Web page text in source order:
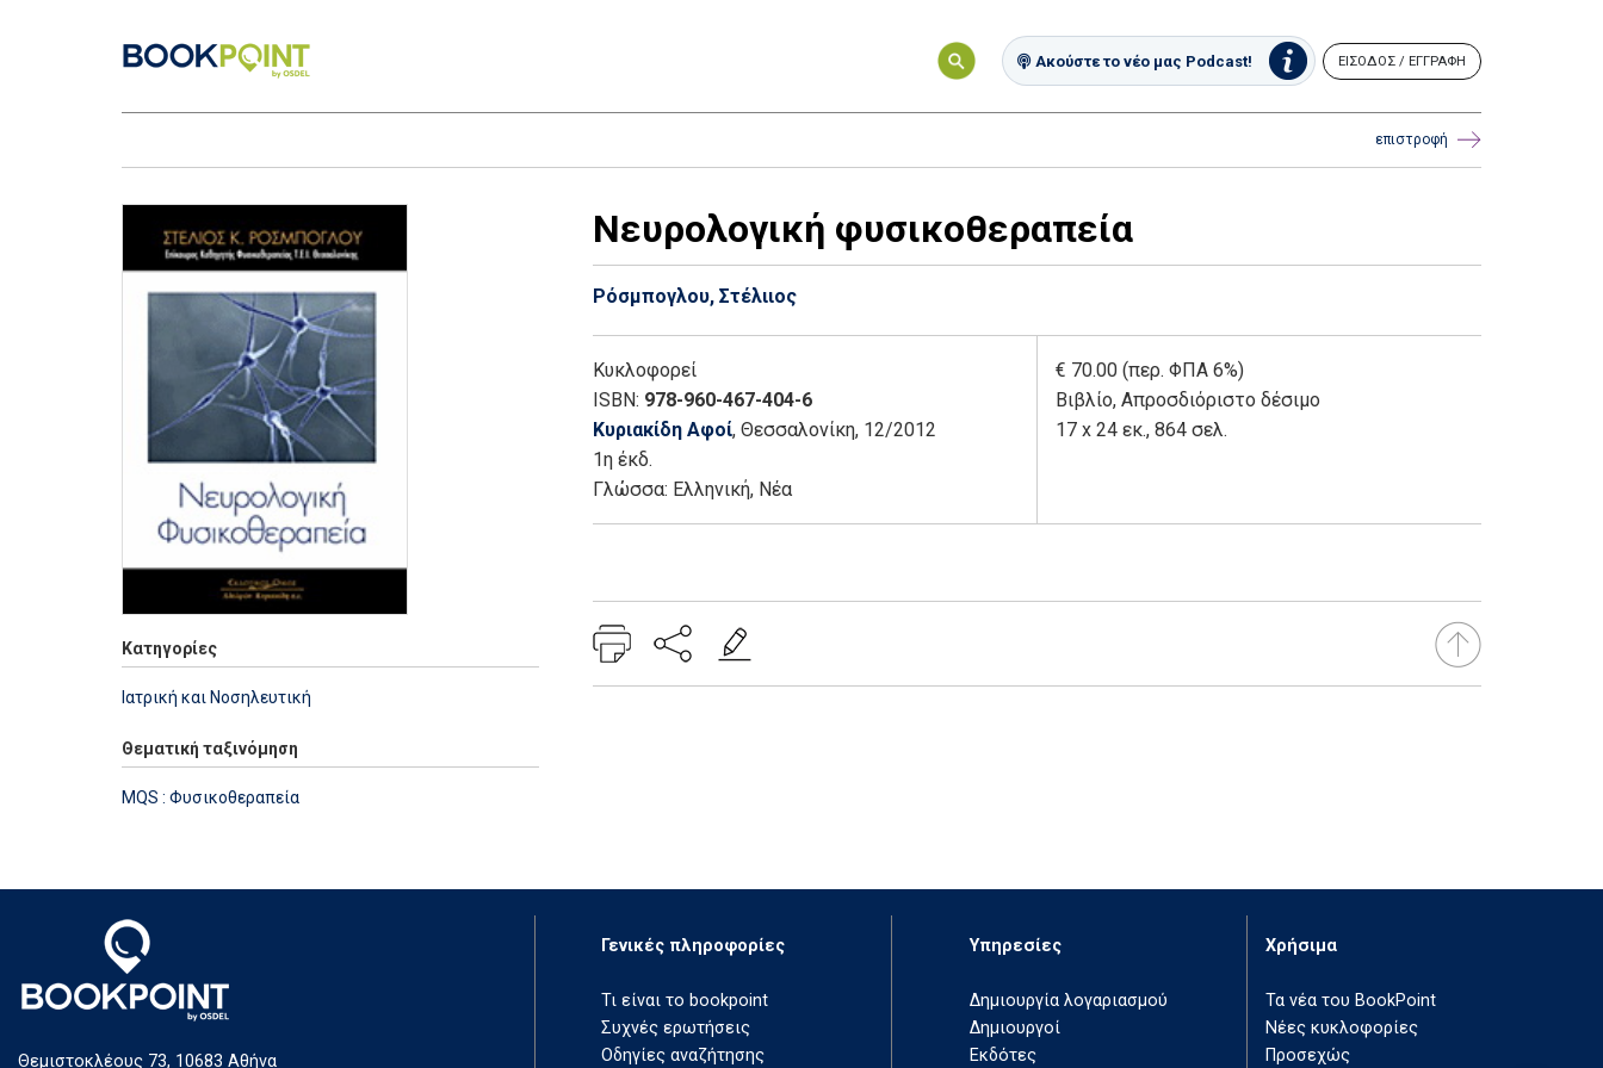
Ακούστε το νέο μας Podcast! ΕΙΣΟΔΟΣ / ΕΓΓΡΑΦΗ
επιστροφή
Κατηγορίες
Ιατρική και Νοσηλευτική
Θεματική ταξινόμηση
MQS : Φυσικοθεραπεία
Νευρολογική φυσικοθεραπεία
Ρόσμπογλου, Στέλιιος
Κυκλοφορεί
ISBN: 978-960-467-404-6
Κυριακίδη Αφοί, Θεσσαλονίκη, 12/2012
1η έκδ.
Γλώσσα: Ελληνική, Νέα
€ 70.00 (περ. ΦΠΑ 6%)
Βιβλίο, Απροσδιόριστο δέσιμο
17 x 24 εκ., 864 σελ.
Θεμιστοκλέους 73, 10683 Αθήνα
Γενικές πληροφορίες
Τι είναι το bookpoint
Συχνές ερωτήσεις
Οδηγίες αναζήτησης
Υπηρεσίες
Δημιουργία λογαριασμού
Δημιουργοί
Εκδότες
Χρήσιμα
Τα νέα του BookPoint
Νέες κυκλοφορίες
Προσεχώς